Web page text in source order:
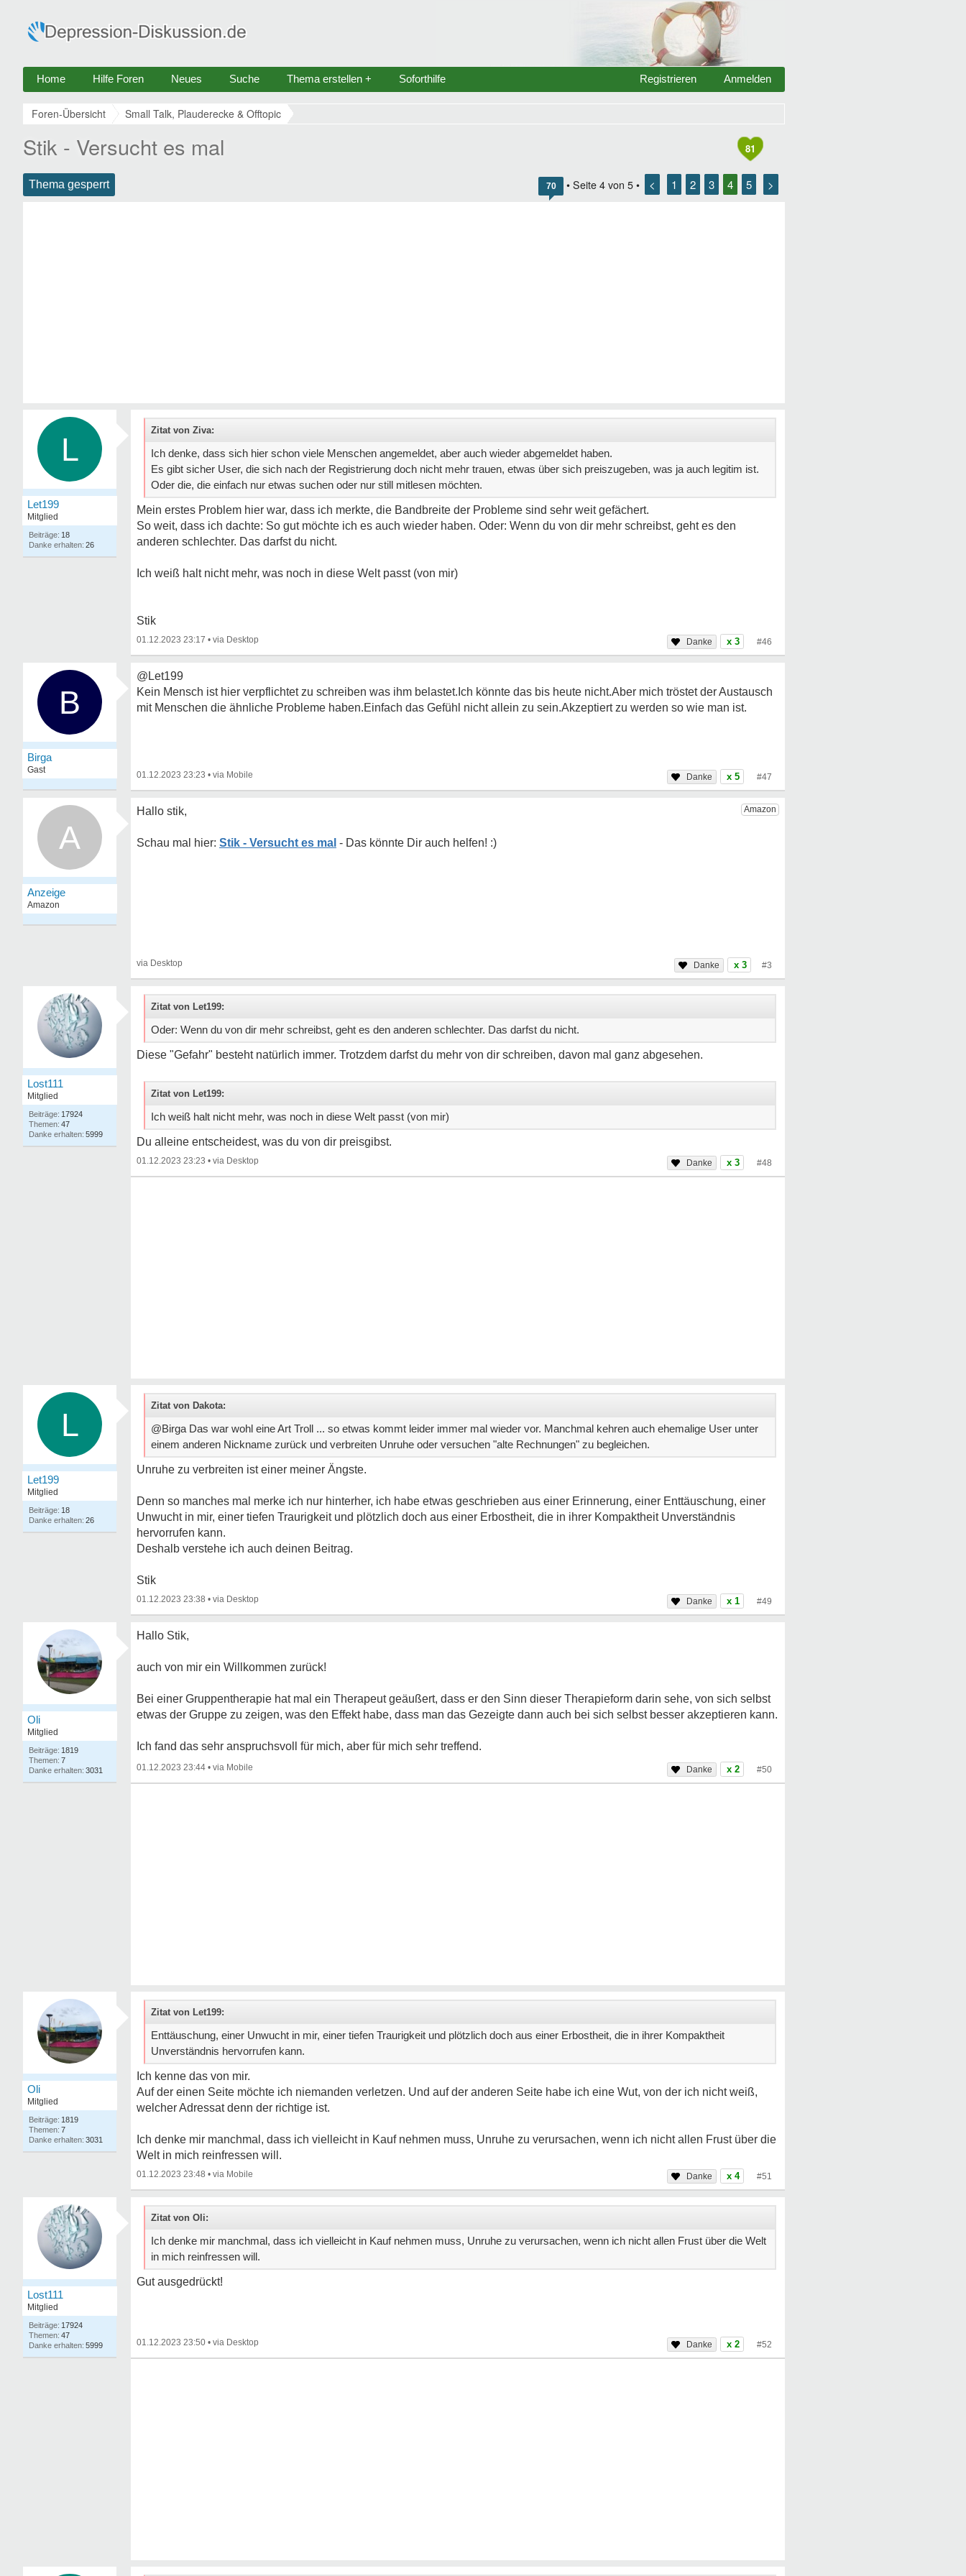
Home Hilfe Foren Neues Suche Thema erstellen + Soforthilfe Anmelden
Registrieren
Foren-Übersicht Small Talk, Plauderecke & Offtopic
81
Stik - Versucht es mal
Thema gesperrt 70 • Seite 4 von 5 • < 1 2 3 4 5 >
L
Let199
Mitglied
18
26
Zitat von Ziva:
Ich denke, dass sich hier schon viele Menschen angemeldet, aber auch wieder abgemeldet haben.
Es gibt sicher User, die sich nach der Registrierung doch nicht mehr trauen, etwas über sich preiszugeben, was ja auch legitim ist.
Oder die, die einfach nur etwas suchen oder nur still mitlesen möchten.
Mein erstes Problem hier war, dass ich merkte, die Bandbreite der Probleme sind sehr weit gefächert.
So weit, dass ich dachte: So gut möchte ich es auch wieder haben. Oder: Wenn du von dir mehr schreibst, geht es den
anderen schlechter. Das darfst du nicht.
Ich weiß halt nicht mehr, was noch in diese Welt passt (von mir)
Stik
01.12.2023 23:17 • x 3 #46
B
Birga
Gast
@Let199
Kein Mensch ist hier verpflichtet zu schreiben was ihm belastet.Ich könnte das bis heute nicht.Aber mich tröstet der Austausch
mit Menschen die ähnliche Probleme haben.Einfach das Gefühl nicht allein zu sein.Akzeptiert zu werden so wie man ist.
01.12.2023 23:23 • x 5 #47
A
Hallo stik,
Stik - Versucht es mal
x 3 #3
Lost111
Mitglied
17924
47
5999
Zitat von Let199:
Oder: Wenn du von dir mehr schreibst, geht es den anderen schlechter. Das darfst du nicht.
Diese "Gefahr" besteht natürlich immer. Trotzdem darfst du mehr von dir schreiben, davon mal ganz abgesehen.
Zitat von Let199:
Ich weiß halt nicht mehr, was noch in diese Welt passt (von mir)
Du alleine entscheidest, was du von dir preisgibst.
01.12.2023 23:23 • x 3 #48
L
Let199
Mitglied
18
26
Zitat von Dakota:
@Birga Das war wohl eine Art Troll ... so etwas kommt leider immer mal wieder vor. Manchmal kehren auch ehemalige User unter
einem anderen Nickname zurück und verbreiten Unruhe oder versuchen "alte Rechnungen" zu begleichen.
Unruhe zu verbreiten ist einer meiner Ängste.
Denn so manches mal merke ich nur hinterher, ich habe etwas geschrieben aus einer Erinnerung, einer Enttäuschung, einer
Unwucht in mir, einer tiefen Traurigkeit und plötzlich doch aus einer Erbostheit, die in ihrer Kompaktheit Unverständnis
hervorrufen kann.
Deshalb verstehe ich auch deinen Beitrag.
Stik
01.12.2023 23:38 • x 1 #49
Oli
Mitglied
1819
7
3031
Hallo Stik,
auch von mir ein Willkommen zurück!
Bei einer Gruppentherapie hat mal ein Therapeut geäußert, dass er den Sinn dieser Therapieform darin sehe, von sich selbst
etwas der Gruppe zu zeigen, was den Effekt habe, dass man das Gezeigte dann auch bei sich selbst besser akzeptieren kann.
Ich fand das sehr anspruchsvoll für mich, aber für mich sehr treffend.
01.12.2023 23:44 • x 2 #50
Oli
Mitglied
1819
7
3031
Zitat von Let199:
Enttäuschung, einer Unwucht in mir, einer tiefen Traurigkeit und plötzlich doch aus einer Erbostheit, die in ihrer Kompaktheit
Unverständnis hervorrufen kann.
Ich kenne das von mir.
Auf der einen Seite möchte ich niemanden verletzen. Und auf der anderen Seite habe ich eine Wut, von der ich nicht weiß,
welcher Adressat denn der richtige ist.
Ich denke mir manchmal, dass ich vielleicht in Kauf nehmen muss, Unruhe zu verursachen, wenn ich nicht allen Frust über die
Welt in mich reinfressen will.
01.12.2023 23:48 • x 4 #51
Lost111
Mitglied
17924
47
5999
Zitat von Oli:
Ich denke mir manchmal, dass ich vielleicht in Kauf nehmen muss, Unruhe zu verursachen, wenn ich nicht allen Frust über die Welt
in mich reinfressen will.
Gut ausgedrückt!
01.12.2023 23:50 • x 2 #52